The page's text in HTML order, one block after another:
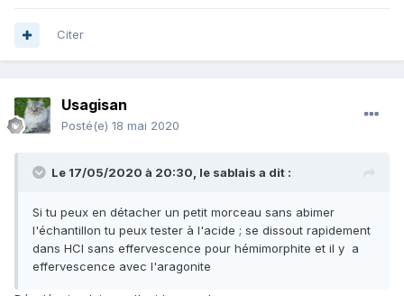
Citer
Usagisan
Posté(e) 18 mai 2020
Le 17/05/2020 à 20:30, le sablais a dit :
Si tu peux en détacher un petit morceau sans abimer
l'échantillon tu peux tester à l'acide ; se dissout rapidement
dans HCl sans effervescence pour hémimorphite et il y a
effervescence avec l'aragonite